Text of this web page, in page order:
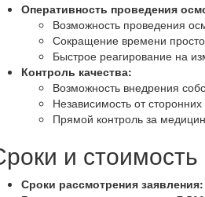
Оперативность проведения
Возможность проведения
Сокращение времени
Быстрое реагирование на
Контроль качества:
Возможность внедрения
Независимость от
Прямой контроль за
и
Сроки рассмотрения заявления: